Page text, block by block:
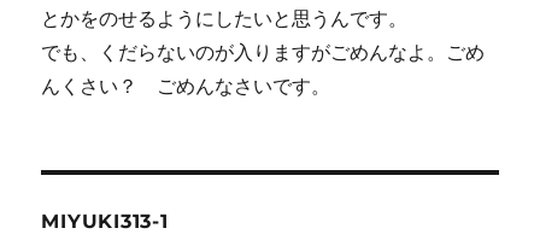
とかをのせるようにしたいと思うんです。
でも、くだらないのが入りますがごめんなよ。ごめ
んくさい？ ごめんなさいです。
MIYUKI313-1